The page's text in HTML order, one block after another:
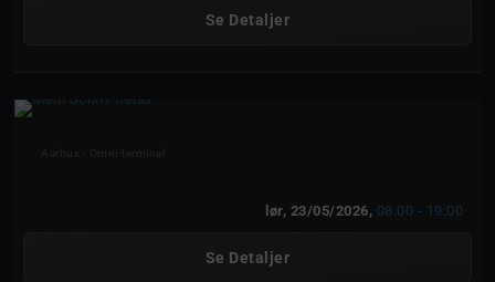
Se Detaljer
Mein Schiff Relax
Aarhus - Omni-terminal
lør, 23/05/2026, 08:00 - 19:00
Se Detaljer